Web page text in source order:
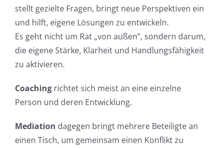
stellt gezielte Fragen, bringt neue Perspektiven ein
und hilft, eigene Lösungen zu entwickeln.
Es geht nicht um Rat „von außen“, sondern darum,
die eigene Stärke, Klarheit und Handlungsfähigkeit
zu aktivieren.
Coaching richtet sich meist an eine einzelne
Person und deren Entwicklung.
Mediation dagegen bringt mehrere Beteiligte an
einen Tisch, um gemeinsam einen Konflikt zu